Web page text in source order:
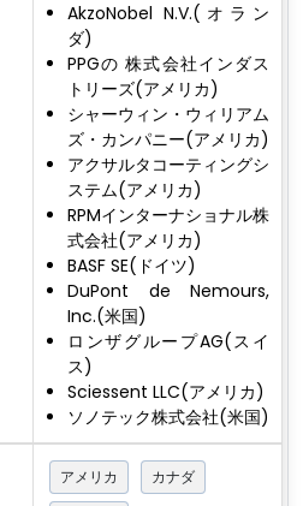
AkzoNobel N.V.(オラン
ダ)
PPGの 株式会社インダス
トリーズ(アメリカ)
シャーウィン・ウィリアム
ズ・カンパニー(アメリカ)
アクサルタコーティングシ
ステム(アメリカ)
RPMインターナショナル株
式会社(アメリカ)
BASF SE(ドイツ)
DuPont de Nemours,
Inc.(米国)
ロンザグループAG(スイ
ス)
Sciessent LLC(アメリカ)
ソノテック株式会社(米国)
アメリカ
カナダ